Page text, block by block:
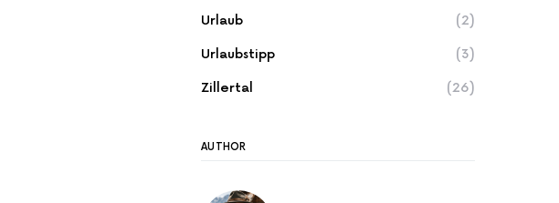
Urlaub (2)
Urlaubstipp (3)
Zillertal (26)
AUTHOR